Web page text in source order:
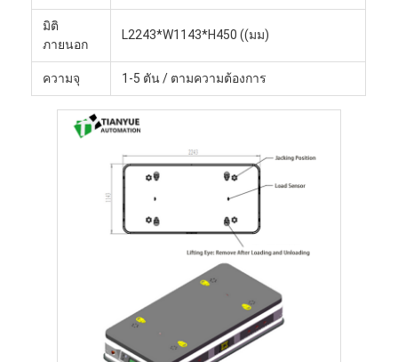
มิติ
ภายนอก
L2243*W1143*H450 ((มม)
ความจุ 1-5 ตัน / ตามความต้องการ